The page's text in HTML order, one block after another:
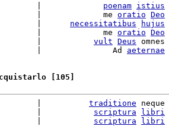
poenam istius
|             me
oratio Deo
necessitatibus hujus
|             me
oratio Deo
vult Deus omnes
|               Ad
aeternae
[105]
traditione neque
scriptura libri
scriptura libri